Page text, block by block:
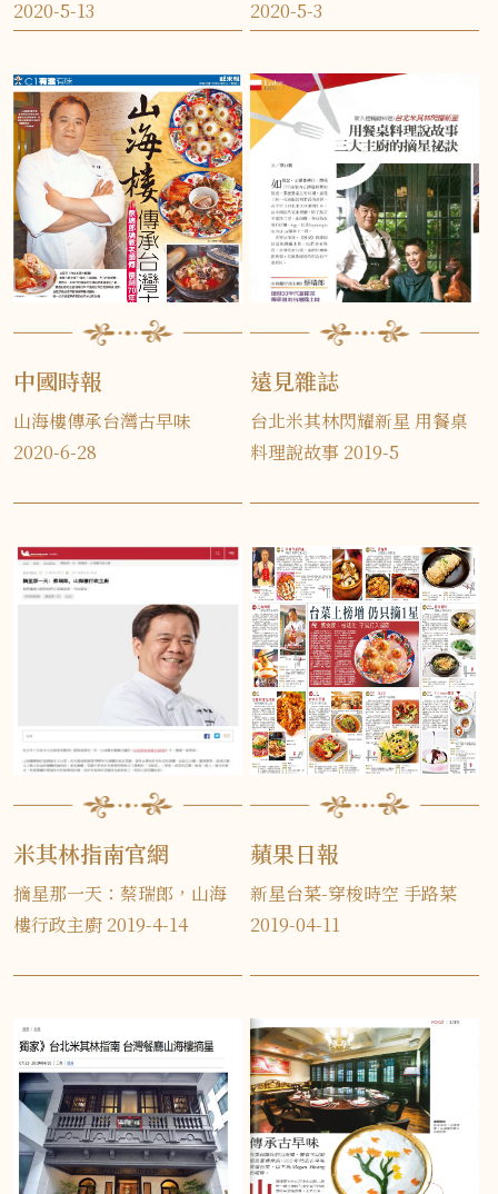
2020-5-13
2020-5-3
中國時報
山海樓傳承台灣古早味
2020-6-28
遠見雜誌
台北米其林閃耀新星 用餐桌
料理說故事 2019-5
米其林指南官網
摘星那一天：蔡瑞郎，山海
樓行政主廚 2019-4-14
蘋果日報
新星台菜-穿梭時空 手路菜
2019-04-11